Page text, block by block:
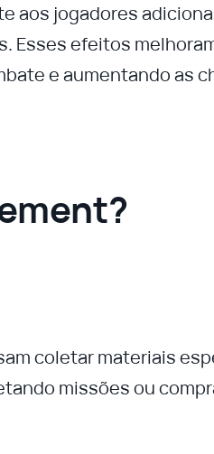
aos jogadores
Esses efeitos
e aumentando as
coletar materiais
missões ou